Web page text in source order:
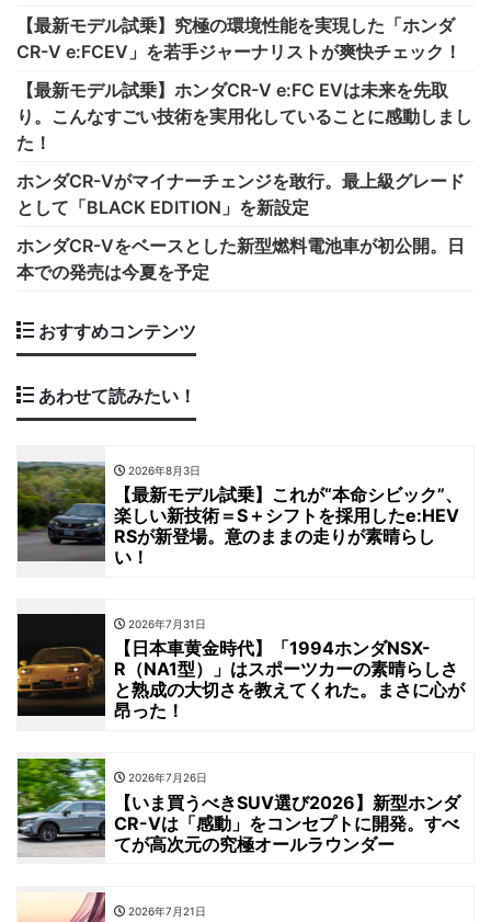
【最新モデル試乗】究極の環境性能を実現した「ホンダ
CR-V e:FCEV」を若手ジャーナリストが爽快チェック！
【最新モデル試乗】ホンダCR-V e:FC EVは未来を先取
り。こんなすごい技術を実用化していることに感動しまし
た！
ホンダCR-Vがマイナーチェンジを敢行。最上級グレード
として「BLACK EDITION」を新設定
ホンダCR-Vをベースとした新型燃料電池車が初公開。日
本での発売は今夏を予定
おすすめコンテンツ
あわせて読みたい！
2026年8月3日
【最新モデル試乗】これが“本命シビック”、
楽しい新技術＝S＋シフトを採用したe:HEV
RSが新登場。意のままの走りが素晴らし
い！
2026年7月31日
【日本車黄金時代】「1994ホンダNSX-
R（NA1型）」はスポーツカーの素晴らしさ
と熟成の大切さを教えてくれた。まさに心が
昂った！
2026年7月26日
【いま買うべきSUV選び2026】新型ホンダ
CR-Vは「感動」をコンセプトに開発。すべ
てが高次元の究極オールラウンダー
2026年7月21日